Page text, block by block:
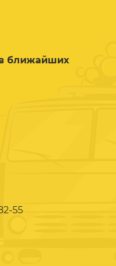
в ближайших
55